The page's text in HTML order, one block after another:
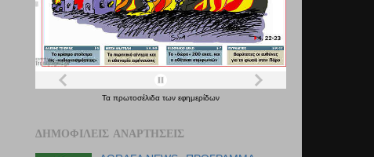
Τα πρωτοσέλιδα των εφημερίδων
ΔΗΜΟΦΙΛΕΊΣ ΑΝΑΡΤΉΣΕΙΣ